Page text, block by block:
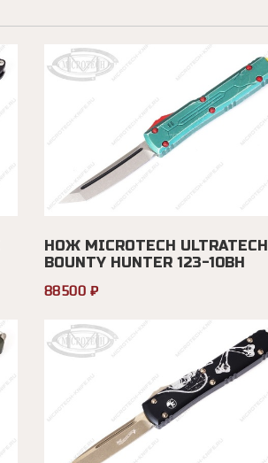
НОЖ MICROTECH ULTRATECH
BOUNTY HUNTER 123-10BH
88500 ₽